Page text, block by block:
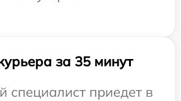
за 35 минут
специалист приедет в